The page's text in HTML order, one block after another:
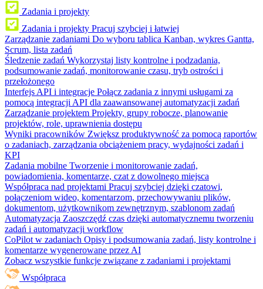
Zadania i projekty
Zadania i projekty Pracuj szybciej i łatwiej
Zarządzanie zadaniami Do wyboru tablica Kanban, wykres Gantta,
Scrum, lista zadań
Śledzenie zadań Wykorzystaj listy kontrolne i podzadania,
podsumowanie zadań, monitorowanie czasu, tryb ostrości i
przełożonego
Interfejs API i integracje Połącz zadania z innymi usługami za
pomocą integracji API dla zaawansowanej automatyzacji zadań
Zarządzanie projektem Projekty, grupy robocze, planowanie
projektów, role, uprawnienia dostępu
Wyniki pracowników Zwiększ produktywność za pomocą raportów
o zadaniach, zarządzania obciążeniem pracy, wydajności zadań i
KPI
Zadania mobilne Tworzenie i monitorowanie zadań,
powiadomienia, komentarze, czat z dowolnego miejsca
Współpraca nad projektami Pracuj szybciej dzięki czatowi,
połączeniom wideo, komentarzom, przechowywaniu plików,
dokumentom, użytkownikom zewnętrznym, szablonom zadań
Automatyzacja Zaoszczędź czas dzięki automatycznemu tworzeniu
zadań i automatyzacji workflow
CoPilot w zadaniach Opisy i podsumowania zadań, listy kontrolne i
komentarze wygenerowane przez AI
Zobacz wszystkie funkcje związane z zadaniami i projektami
Współpraca